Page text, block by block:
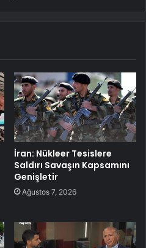
İran: Nükleer Tesislere
Saldırı Savaşın Kapsamını
Genişletir
Ağustos 7, 2026